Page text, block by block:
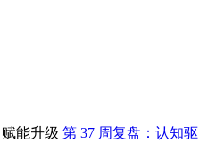
第 37 周复盘：认知驱